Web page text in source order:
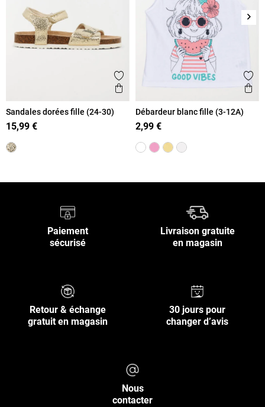
Ajouter aux favoris
Aperçu rapide
Sandales dorées fille (24-30)
15,99 €
Débardeur blanc fille (3-12A)
2,99 €
Paiement
sécurisé
Livraison gratuite
en magasin
Retour & échange
gratuit en magasin
30 jours pour
changer d’avis
Nous
contacter